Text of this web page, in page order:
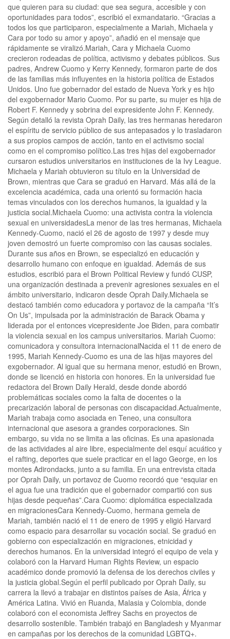
que quieren para su ciudad: que sea segura, accesible y con
oportunidades para todos”, escribió el exmandatario. “Gracias a
todos los que participaron, especialmente a Mariah, Michaela y
Cara por todo su amor y apoyo”, añadió en el mensaje que
rápidamente se viralizó.Mariah, Cara y Michaela Cuomo
crecieron rodeadas de política, activismo y debates públicos. Sus
padres, Andrew Cuomo y Kerry Kennedy, formaron parte de dos
de las familias más influyentes en la historia política de Estados
Unidos. Uno fue gobernador del estado de Nueva York y es hijo
del exgobernador Mario Cuomo. Por su parte, su mujer es hija de
Robert F. Kennedy y sobrina del expresidente John F. Kennedy.
Según detalló la revista Oprah Daily, las tres hermanas heredaron
el espíritu de servicio público de sus antepasados y lo trasladaron
a sus propios campos de acción, tanto en el activismo social
como en el compromiso político.Las tres hijas del exgobernador
cursaron estudios universitarios en instituciones de la Ivy League.
Michaela y Mariah obtuvieron su título en la Universidad de
Brown, mientras que Cara se graduó en Harvard. Más allá de la
excelencia académica, cada una orientó su formación hacia
temas vinculados con los derechos humanos, la igualdad y la
justicia social.Michaela Cuomo: una activista contra la violencia
sexual en universidadesLa menor de las tres hermanas, Michaela
Kennedy-Cuomo, nació el 26 de agosto de 1997 y desde muy
joven demostró un fuerte compromiso con las causas sociales.
Durante sus años en Brown, se especializó en educación y
desarrollo humano con enfoque en igualdad. Además de sus
estudios, escribió para el Brown Political Review y fundó CUSP,
una organización destinada a prevenir agresiones sexuales en el
ámbito universitario, indicaron desde Oprah Daily.Michaela se
destacó también como educadora y portavoz de la campaña “It’s
On Us”, impulsada por la administración de Barack Obama y
liderada por el entonces vicepresidente Joe Biden, para combatir
la violencia sexual en los campus universitarios. Mariah Cuomo:
comunicadora y consultora internacionalNacida el 11 de enero de
1995, Mariah Kennedy-Cuomo es una de las hijas mayores del
exgobernador. Al igual que su hermana menor, estudió en Brown,
donde se licenció en historia con honores. En la universidad fue
redactora del Brown Daily Herald, desde donde abordó
problemáticas sociales como la falta de docentes o la
precarización laboral de personas con discapacidad.Actualmente,
Mariah trabaja como asociada en Teneo, una consultora
internacional que asesora a grandes corporaciones. Sin
embargo, su vida no se limita a las oficinas. Es una apasionada
de las actividades al aire libre, especialmente del esquí acuático y
el rafting, deportes que suele practicar en el lago George, en los
montes Adirondacks, junto a su familia. En una entrevista citada
por Oprah Daily, un portavoz de Cuomo recordó que “esquiar en
el agua fue una tradición que el gobernador compartió con sus
hijas desde pequeñas”.Cara Cuomo: diplomática especializada
en migracionesCara Kennedy-Cuomo, hermana gemela de
Mariah, también nació el 11 de enero de 1995 y eligió Harvard
como espacio para desarrollar su vocación social. Se graduó en
gobierno con especialización en migraciones, etnicidad y
derechos humanos. En la universidad integró el equipo de vela y
colaboró con la Harvard Human Rights Review, un espacio
académico donde promovió la defensa de los derechos civiles y
la justicia global.Según el perfil publicado por Oprah Daily, su
carrera la llevó a trabajar en distintos países de Asia, África y
América Latina. Vivió en Ruanda, Malasia y Colombia, donde
colaboró con el economista Jeffrey Sachs en proyectos de
desarrollo sostenible. También trabajó en Bangladesh y Myanmar
en campañas por los derechos de la comunidad LGBTQ+.